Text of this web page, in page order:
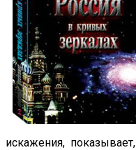
искажения,